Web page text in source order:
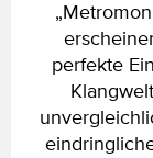
perfekte